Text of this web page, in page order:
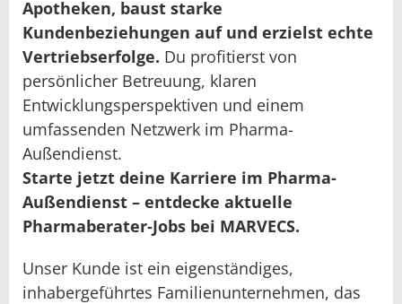
Apotheken, baust starke
Kundenbeziehungen auf und erzielst echte
Vertriebserfolge. Du profitierst von
persönlicher Betreuung, klaren
Entwicklungsperspektiven und einem
umfassenden Netzwerk im Pharma-
Außendienst.
Starte jetzt deine Karriere im Pharma-
Außendienst – entdecke aktuelle
Pharmaberater‑Jobs bei MARVECS.
Unser Kunde ist ein eigenständiges,
inhabergeführtes Familienunternehmen, das